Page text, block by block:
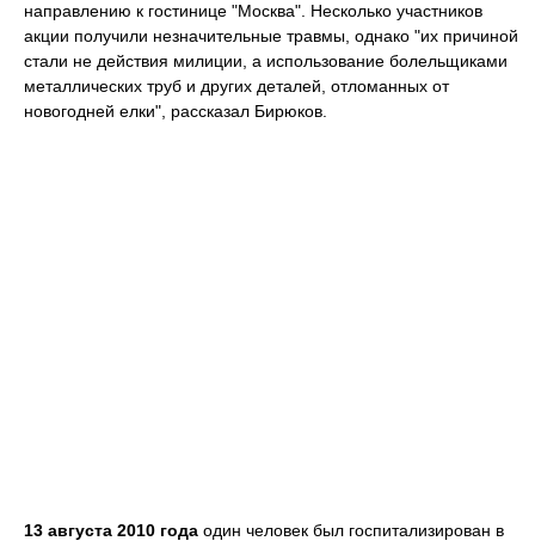
направлению к гостинице "Москва". Несколько участников
акции получили незначительные травмы, однако "их причиной
стали не действия милиции, а использование болельщиками
металлических труб и других деталей, отломанных от
новогодней елки", рассказал Бирюков.
13 августа 2010 года один человек был госпитализирован в